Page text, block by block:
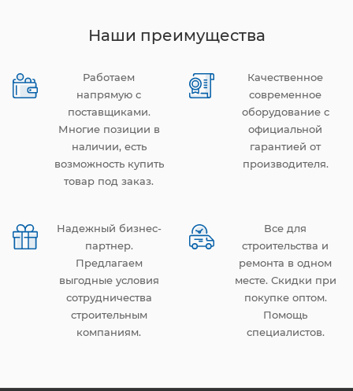
Наши преимущества
Работаем
напрямую с
поставщиками.
Многие позиции в
наличии, есть
возможность купить
товар под заказ.
Качественное
современное
оборудование с
официальной
гарантией от
производителя.
Надежный бизнес-
партнер.
Предлагаем
выгодные условия
сотрудничества
строительным
компаниям.
Все для
строительства и
ремонта в одном
месте. Скидки при
покупке оптом.
Помощь
специалистов.